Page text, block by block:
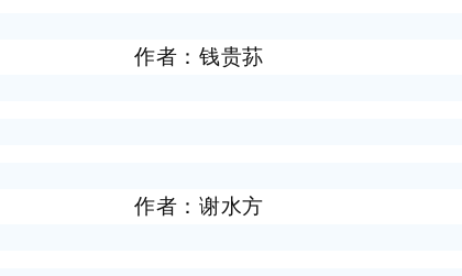
作者：钱贵荪
作者： 谢水方